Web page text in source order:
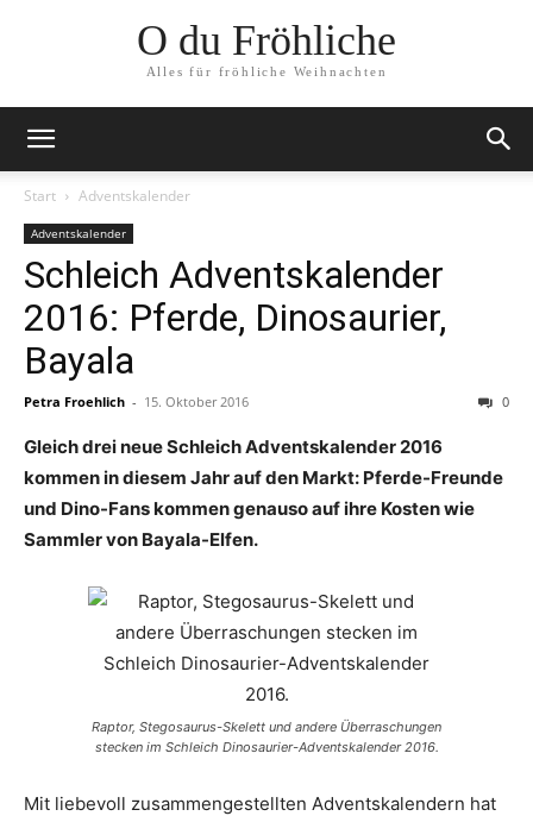
O du Fröhliche
Alles für fröhliche Weihnachten
Start Adventskalender
Adventskalender
Schleich Adventskalender
2016: Pferde, Dinosaurier,
Bayala
Petra Froehlich - 15. Oktober 2016 0
Gleich drei neue Schleich Adventskalender 2016
kommen in diesem Jahr auf den Markt: Pferde-Freunde
und Dino-Fans kommen genauso auf ihre Kosten wie
Sammler von Bayala-Elfen.
Raptor, Stegosaurus-Skelett und andere Überraschungen
stecken im Schleich Dinosaurier-Adventskalender 2016.
Mit liebevoll zusammengestellten Adventskalendern hat